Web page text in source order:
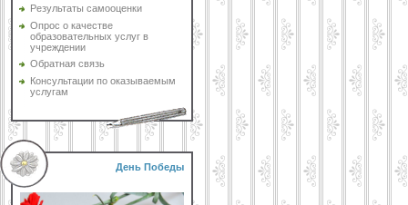
Результаты самооценки
Опрос о качестве
образовательных услуг в
учреждении
Обратная связь
Консультации по оказываемым
услугам
День Победы